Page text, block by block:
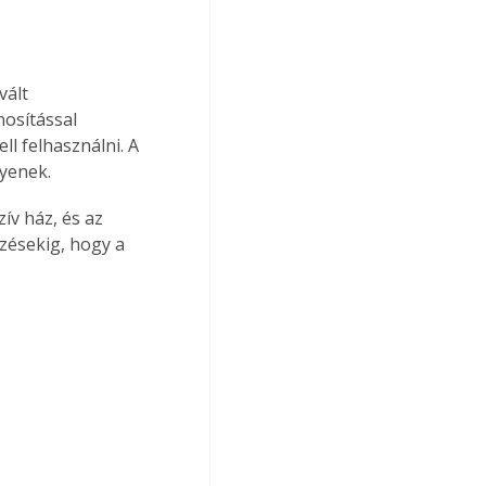
felhasználni. A
ház, és az
hogy a